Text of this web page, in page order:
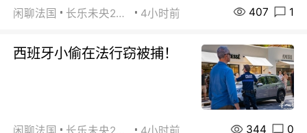
闲聊法国 长乐未央2015 4小时前 407 1
西班牙小偷在法行窃被捕！
344 0